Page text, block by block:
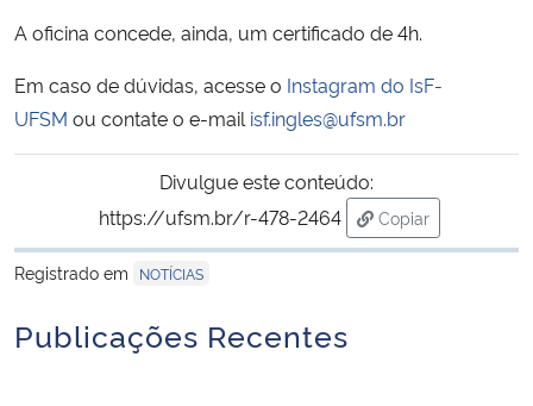
Secretaria-Geral
Secretaria de Governo
Gabinete de Segurança Institucional
Advocacia-Geral da União
A oficina concede, ainda, um certificado de 4h.
Em caso de dúvidas, acesse o Instagram do IsF-
UFSM ou contate o e-mail isf.ingles@ufsm.br
Divulgue este conteúdo:
https://ufsm.br/r-478-2464
Copiar
para área de
Registrado em
NOTÍCIAS
Publicações Recentes